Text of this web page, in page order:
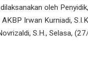
oleh
Irwan Kurniadi,
S.H., Selasa,